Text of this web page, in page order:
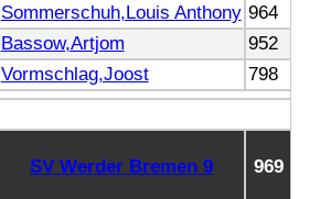
Sommerschuh,Louis Anthony 964
Bassow,Artjom
952
Vormschlag,Joost 798
SV Werder Bremen 9 969